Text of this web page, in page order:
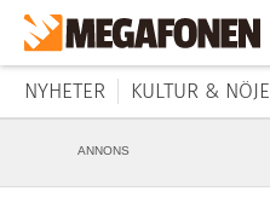
NYHETER KULTUR & NÖJE
ANNONS